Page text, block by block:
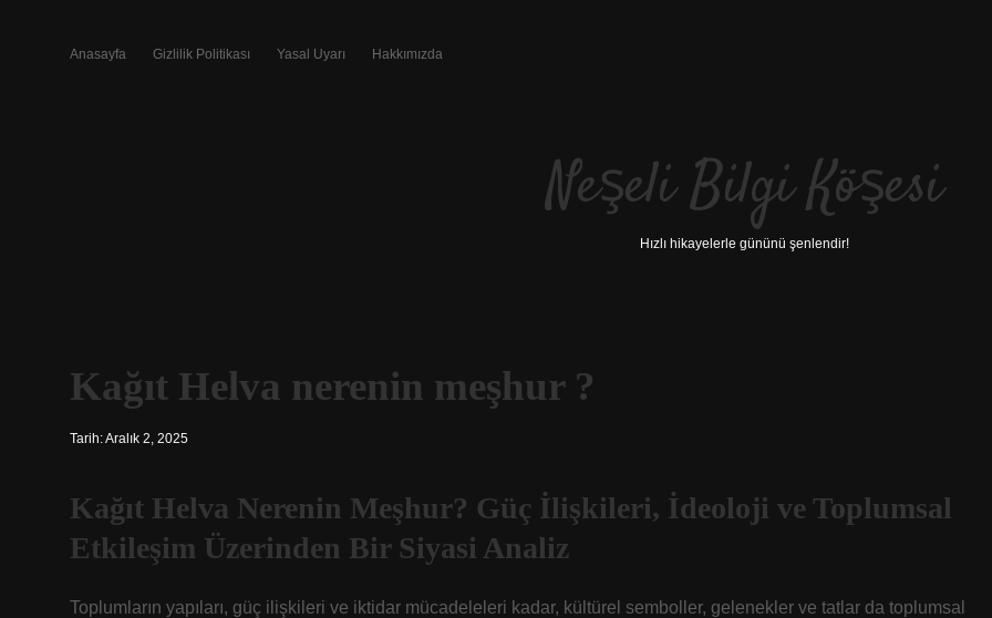
Anasayfa Gizlilik Politikası Yasal Uyarı Hakkımızda
Neşeli Bilgi Köşesi
Hızlı hikayelerle gününü şenlendir!
Kağıt Helva nerenin meşhur ?
Tarih: Aralık 2, 2025
Kağıt Helva Nerenin Meşhur? Güç İlişkileri, İdeoloji ve Toplumsal
Etkileşim Üzerinden Bir Siyasi Analiz
Toplumların yapıları, güç ilişkileri ve iktidar mücadeleleri kadar, kültürel semboller, gelenekler ve tatlar da toplumsal